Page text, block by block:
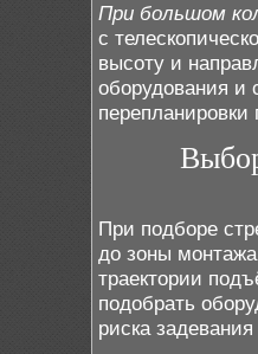
При большом
с
высоту и
оборудования и
При подборе
до зоны
траектории
подобрать
риска